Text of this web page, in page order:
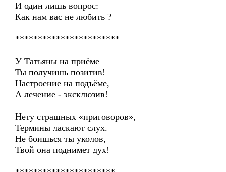
И один лишь вопрос:
Как нам вас не любить ?
***********************
У Татьяны на приёме
Ты получишь позитив!
Настроение на подъёме,
А лечение - эксклюзив!
Нету страшных «приговоров»,
Термины ласкают слух.
Не боишься ты уколов,
Твой она поднимет дух!